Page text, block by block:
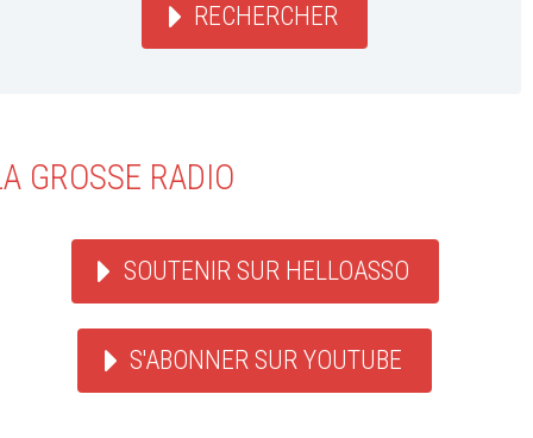
RECHERCHER
GROSSE RADIO
SOUTENIR SUR HELLOASSO
S'ABONNER SUR YOUTUBE